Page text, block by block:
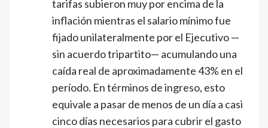
tarifas subieron muy por encima de la
inflación mientras el salario mínimo fue
fijado unilateralmente por el Ejecutivo —
sin acuerdo tripartito— acumulando una
caída real de aproximadamente 43% en el
período. En términos de ingreso, esto
equivale a pasar de menos de un día a casi
cinco días necesarios para cubrir el gasto